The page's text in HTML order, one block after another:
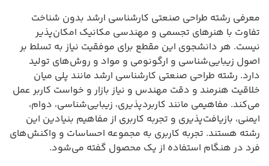
معرفی رشته طراحی صنعتی کارشناسی ارشد بدون شناخت
تفاوت با هنرهای تجسمی و مهندسی مکانیک امکان‌پذیر
نیست. هر دانشجوی این مقطع برای موفقیت نیاز به تسلط بر
اصول زیبایی‌شناسی و ارگونومی و مواد و روش‌های تولید
دارد. رشته طراحی صنعتی کارشناسی ارشد مانند پلی میان
خلاقیت هنرمند و دقت مهندس و نیاز بازار و خواست کاربر عمل
می‌کند. مفاهیمی مانند کاربردپذیری، زیبایی‌شناسی، دوام،
ایمنی، بازیافت‌پذیری و تجربه کاربری از مفاهیم بنیادین این
رشته هستند. تجربه کاربری به مجموعه احساسات و واکنش‌های
فرد در هنگام استفاده از یک محصول گفته می‌شود.